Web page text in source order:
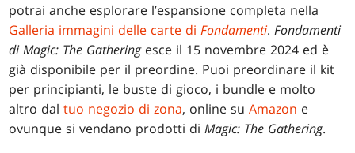
potrai anche esplorare l’espansione completa nella
Galleria immagini delle carte diFondamenti.Fondamenti
di Magic: The Gatheringesce il 15 novembre 2024 ed è
già disponibile per il preordine. Puoi preordinare il kit
per principianti, le buste di gioco, i bundle e molto
altro daltuo negozio di zona, online suAmazon e
ovunque si vendano prodotti diMagic: The Gathering.